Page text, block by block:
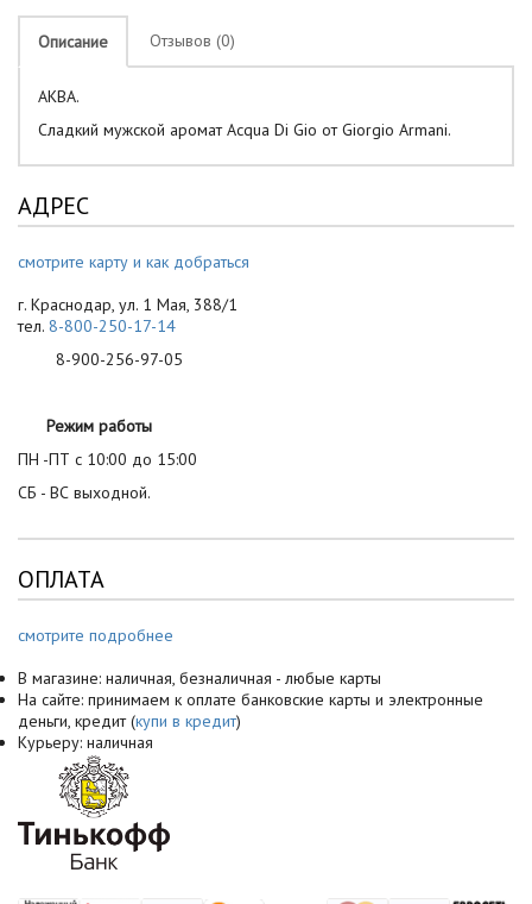
Описание Отзывов (0)
АКВА.
Сладкий мужской аромат Acqua Di Gio от Giorgio Armani.
АДРЕС
смотрите карту и как добраться
г. Краснодар, ул. 1 Мая, 388/1
тел. 8-800-250-17-14
8-900-256-97-05
Режим работы
ПН -ПТ с 10:00 до 15:00
СБ - ВС выходной.
ОПЛАТА
смотрите подробнее
В магазине: наличная, безналичная - любые карты
На сайте: принимаем к оплате банковские карты и электронные
деньги, кредит (купи в кредит)
Курьеру: наличная